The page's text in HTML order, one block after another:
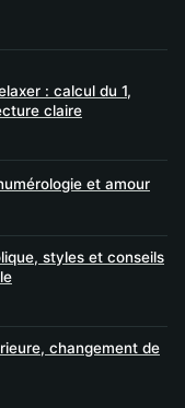
: calcul du 1,
claire
et amour
styles et conseils
changement de